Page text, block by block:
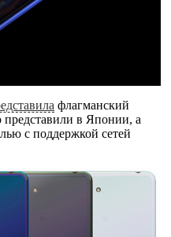
флагманский
представили в Японии, а
с поддержкой сетей